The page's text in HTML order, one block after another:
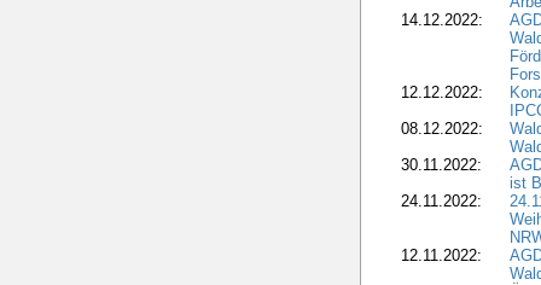
14.12.2022:
12.12.2022:
08.12.2022:
30.11.2022:
ist
24.11.2022:
12.11.2022: